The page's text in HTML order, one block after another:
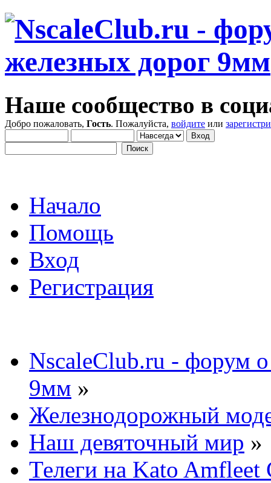
Наше сообщество в
Добро пожаловать, Гость. Пожалуйста, войдите или
Начало
Помощь
Вход
Регистрация
NscaleClub.ru - форум
9мм »
Железнодорожный
Наш девяточный мир »
Телеги на Kato Amfleet